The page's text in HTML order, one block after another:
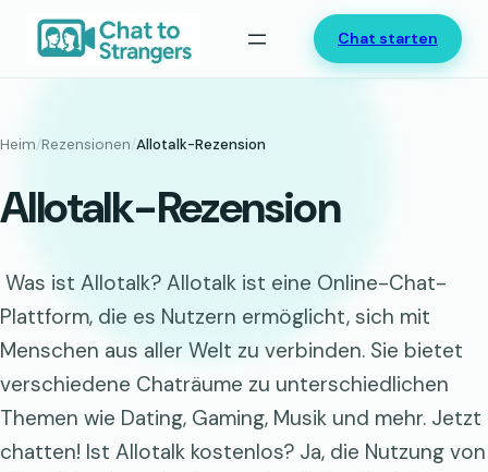
Inhalt
springen
Chat starten
Heim/Rezensionen/Allotalk-Rezension
Allotalk-Rezension
Was ist Allotalk? Allotalk ist eine Online-Chat-
Plattform, die es Nutzern ermöglicht, sich mit
Menschen aus aller Welt zu verbinden. Sie bietet
verschiedene Chaträume zu unterschiedlichen
Themen wie Dating, Gaming, Musik und mehr. Jetzt
chatten! Ist Allotalk kostenlos? Ja, die Nutzung von